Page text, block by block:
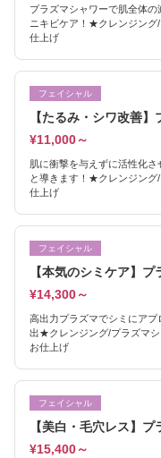
プラズマシャワーで肌全体
ニキビケア！★クレンジング
仕上げ
フェイシャル
【たるみ・シワ改善
¥11,000～
肌に衝撃を与えずに活性化
と導きます！★クレンジング
仕上げ
フェイシャル
【本気のシミケア】
¥14,300～
高出力プラズマでシミにア
出★クレンジング/プラズマ
お仕上げ
フェイシャル
【美白・毛穴レス】
¥15,400～